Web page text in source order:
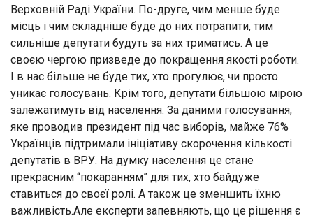
Верховній Раді України. По-друге, чим менше буде
місць і чим складніше буде до них потрапити, тим
сильніше депутати будуть за них триматись. А це
своєю чергою призведе до покращення якості роботи.
І в нас більше не буде тих, хто прогулює, чи просто
уникає голосувань. Крім того, депутати більшою мірою
залежатимуть від населення. За даними голосування,
яке проводив президент під час виборів, майже 76%
Українців підтримали ініціативу скорочення кількості
депутатів в ВРУ. На думку населення це стане
прекрасним “покаранням” для тих, хто байдуже
ставиться до своєї ролі. А також це зменшить їхню
важливість.Але експерти запевняють, що це рішення є